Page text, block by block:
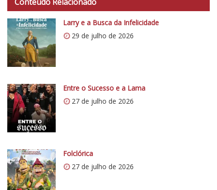
p
s
:
/
/
0
.
w
p
.
c
o
m
/
Larry e a Busca da Infelicidade
29 de julho de 2026
Entre o Sucesso e a Lama
27 de julho de 2026
Folclórica
27 de julho de 2026